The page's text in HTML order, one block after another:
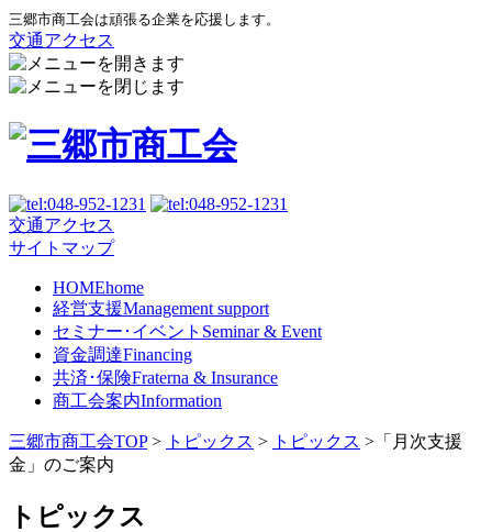
三郷市商工会は頑張る企業を応援します。
交通アクセス
交通アクセス
サイトマップ
HOMEhome
経営支援Management support
セミナー･イベント Seminar & Event
資金調達Financing
共済･保険Fraterna & Insurance
商工会案内Information
三郷市商工会TOP> トピックス > トピックス > 「月次支援
金」のご案内
トピックス